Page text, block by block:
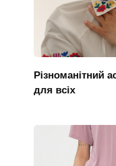
Різноманітний
для всіх